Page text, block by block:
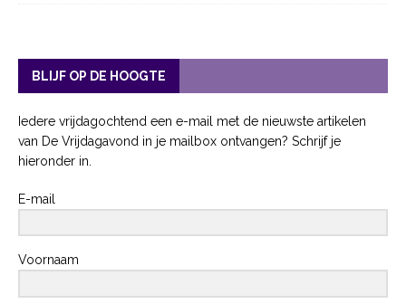
BLIJF OP DE HOOGTE
Iedere vrijdagochtend een e-mail met de nieuwste artikelen
van De Vrijdagavond in je mailbox ontvangen? Schrijf je
hieronder in.
E-mail
Voornaam